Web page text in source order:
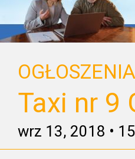
OGŁOSZENIA
Taxi nr 9
wrz 13, 2018 •